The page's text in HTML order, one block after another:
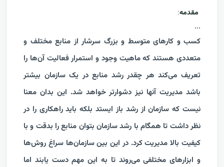
مقدمه:
...
کسب و کارهای متوسط و بزرگ سرشار از منابع مختلف و
متعددی هستند که ماهیت وجود و استمرار فعالیت آن‌ها را
تعریف می‌کند هر چقدر رشد منابع در یک سازمان بیشتر
باشد مدیریت آنها نیز دشوارتر خواهد شد. این بدان معنا
نیست که سازمان از رشد باز ایستد بلکه باید راهکاری را در
نظر داشت تا همگام با رشد سازمان بتوان منابع را بدقت و با
کیفیت بالا مدیریت کرد. در این بین سازمان‌ها سراغ روش‌ها
و ابزارهای مختلفی می‌روند تا به این مهم دست یابند اما